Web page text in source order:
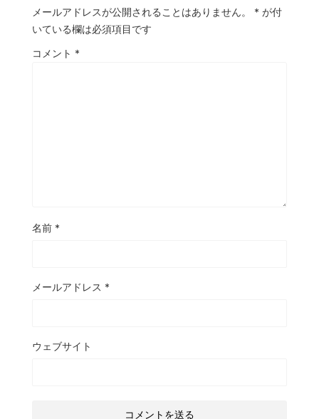
メールアドレスが公開されることはありません。 * が付
いている欄は必須項目です
コメント *
名前 *
メールアドレス *
ウェブサイト